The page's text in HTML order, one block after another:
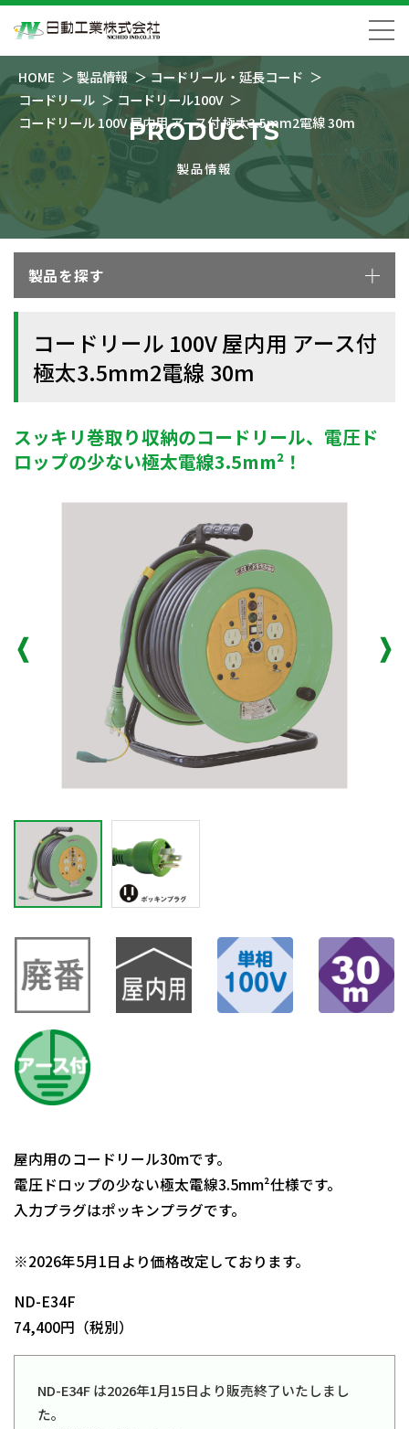
HOME 製品情報
コードリール・延長コード
コードリール
コードリール100V
コードリール 100V 屋内用 アース付 極太3.5mm2電線 30m
PRODUCTS
製品情報
製品を探す
コードリール 100V 屋内用 アース付
極太3.5mm2電線 30m
スッキリ巻取り収納のコードリール、電圧ド
ロップの少ない極太電線3.5mm²！
屋内用のコードリール30mです。
電圧ドロップの少ない極太電線3.5mm²仕様です。
入力プラグはポッキンプラグです。
※2026年5月1日より価格改定しております。
ND-E34F
74,400円（税別）
ND-E34F は2026年1月15日より販売終了いたしまし
た。